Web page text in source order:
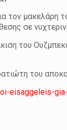
τον μακελάρη
σε
του
του
eisaggeleis-